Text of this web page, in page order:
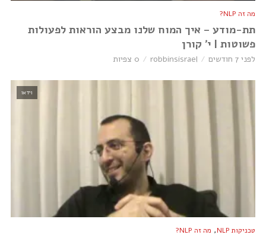
מה זה NLP?
תת-מודע – איך המוח שלנו מבצע הוראות לפעולות
פשוטות | י׳ קורן
לפני 7 חודשים robbinsisrael 0 צפיות
וידאו
טכניקות NLP , מה זה NLP?